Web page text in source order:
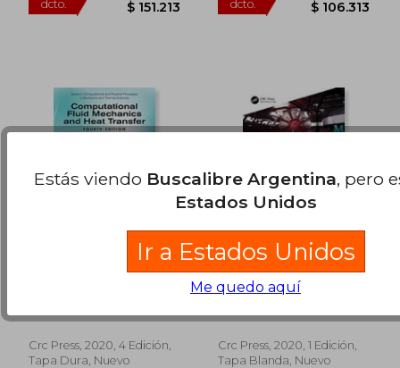
Computational Fluid
(Computational and
Mechanics and
Thermal Sciences)
Tannehill; Richard H.
Pletcher
Crc Press, 2020, 4 Edición,
Tapa Dura, Nuevo
Creating Games With
Unreal Engine,
Maya: Models,
& Blueprint (en
Inglés)
Arevalo; Matthew Tovar
Crc Press, 2020, 1 Edición,
Tapa Blanda, Nuevo
Estás viendo Buscalibre Argentina, pero
Estados Unidos
Ir a Estados Unidos
Me quedo aquí